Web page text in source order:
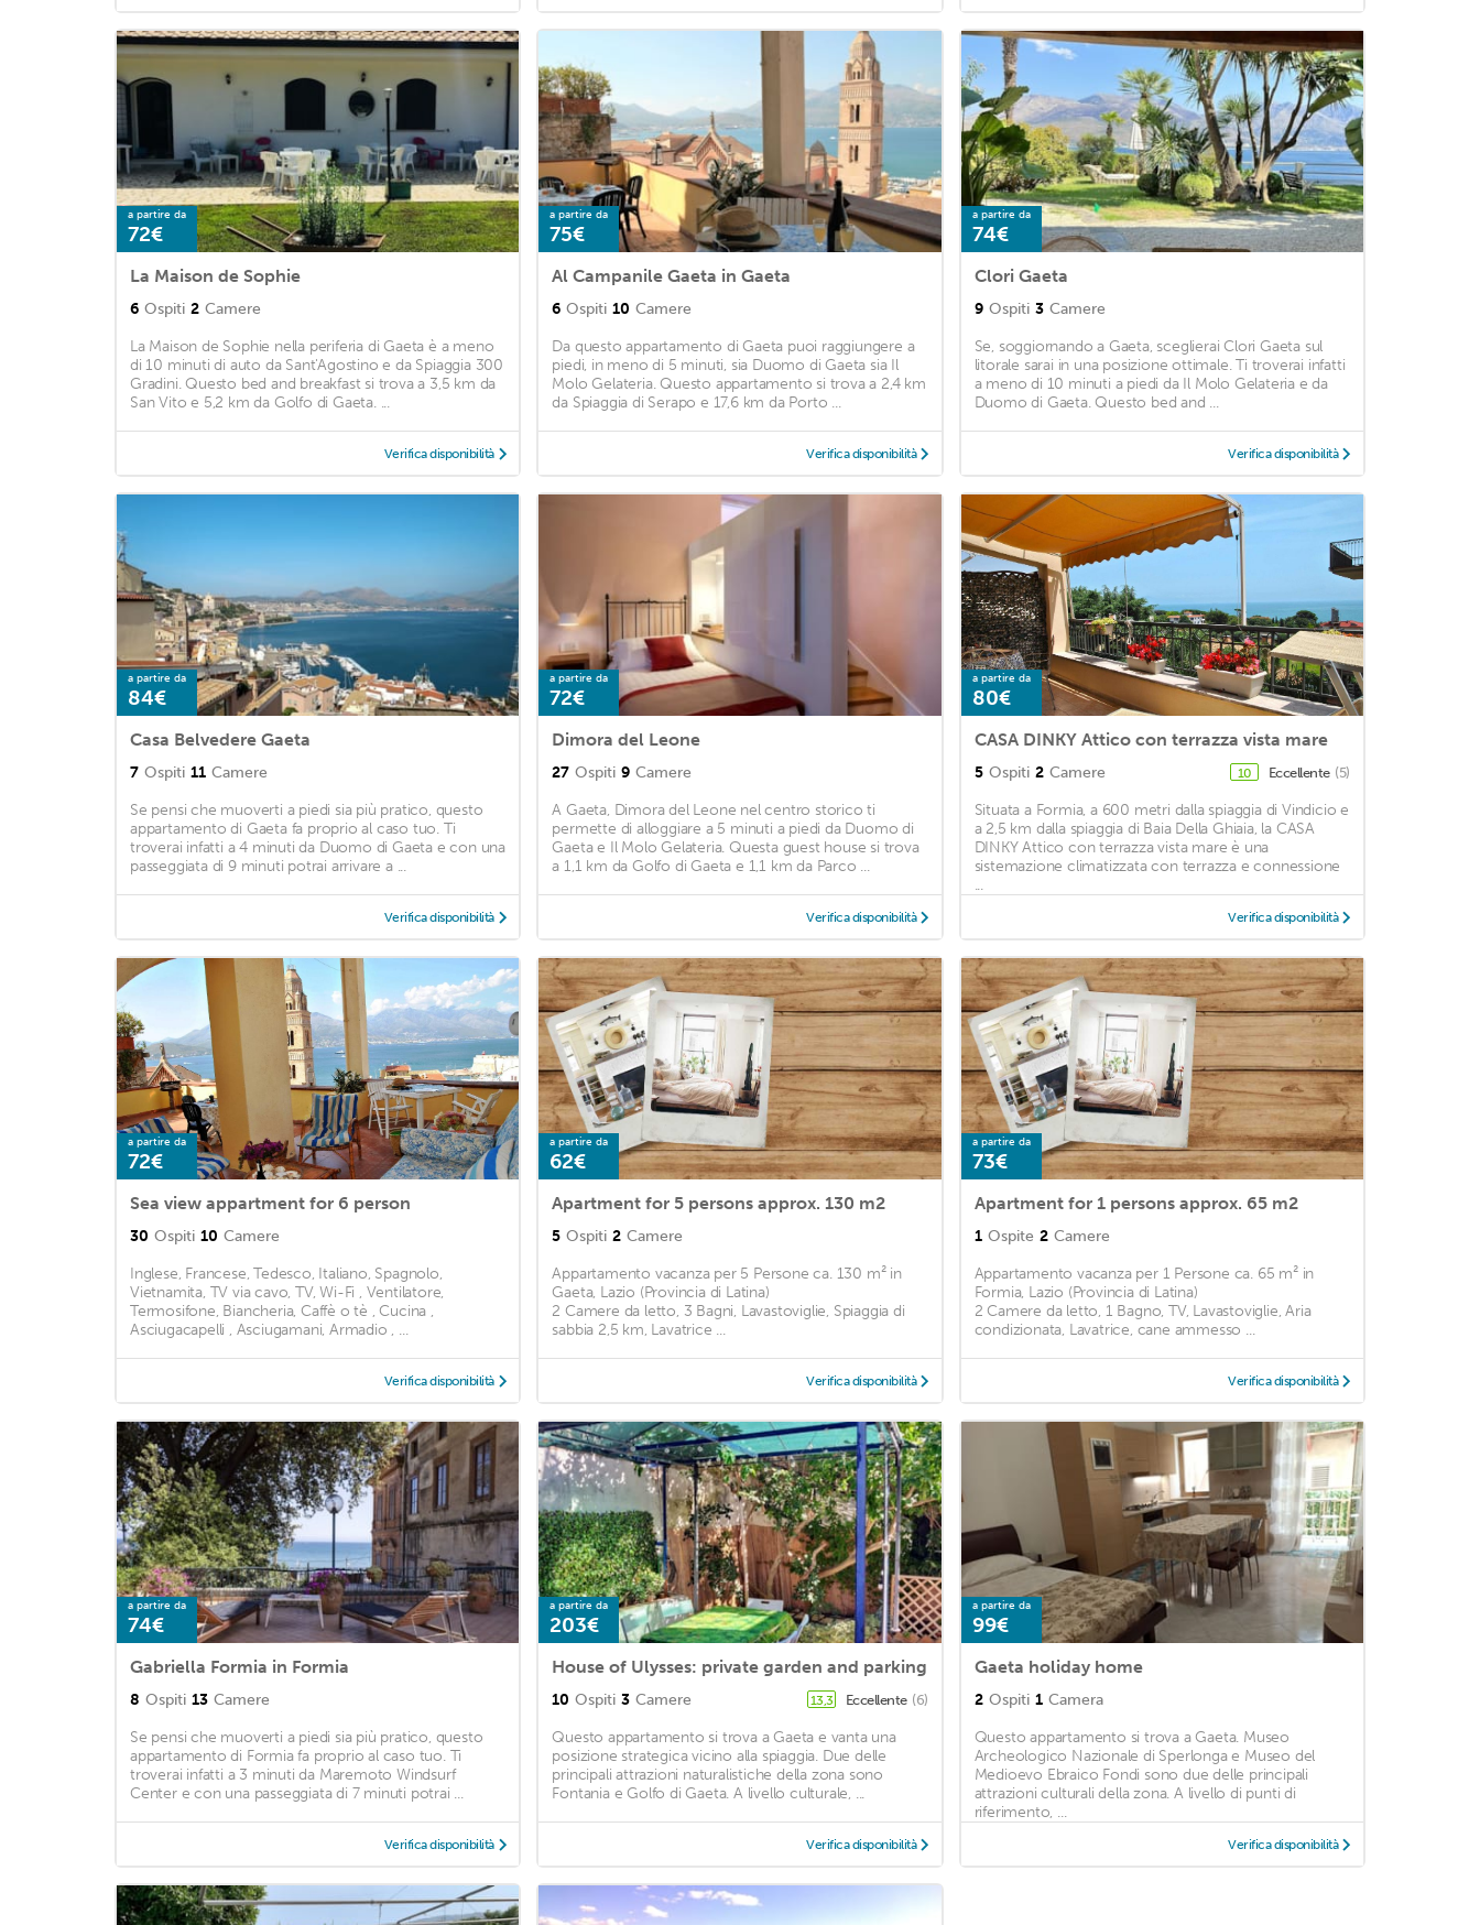
a partire da
72€
La Maison de Sophie
6 Ospiti 2 Camere
La Maison de Sophie nella periferia di Gaeta è a meno
di 10 minuti di auto da Sant'Agostino e da Spiaggia 300
Gradini. Questo bed and breakfast si trova a 3,5 km da
San Vito e 5,2 km da Golfo di Gaeta. ...
Verifica disponibilità
a partire da
75€
Al Campanile Gaeta in Gaeta
6 Ospiti 10 Camere
Da questo appartamento di Gaeta puoi raggiungere a
piedi, in meno di 5 minuti, sia Duomo di Gaeta sia Il
Molo Gelateria. Questo appartamento si trova a 2,4 km
da Spiaggia di Serapo e 17,6 km da Porto ...
Verifica disponibilità
a partire da
74€
Clori Gaeta
9 Ospiti 3 Camere
Se, soggiornando a Gaeta, sceglierai Clori Gaeta sul
litorale sarai in una posizione ottimale. Ti troverai infatti
a meno di 10 minuti a piedi da Il Molo Gelateria e da
Duomo di Gaeta. Questo bed and ...
Verifica disponibilità
a partire da
84€
Casa Belvedere Gaeta
7 Ospiti 11 Camere
Se pensi che muoverti a piedi sia più pratico, questo
appartamento di Gaeta fa proprio al caso tuo. Ti
troverai infatti a 4 minuti da Duomo di Gaeta e con una
passeggiata di 9 minuti potrai arrivare a ...
Verifica disponibilità
a partire da
72€
Dimora del Leone
27 Ospiti 9 Camere
A Gaeta, Dimora del Leone nel centro storico ti
permette di alloggiare a 5 minuti a piedi da Duomo di
Gaeta e Il Molo Gelateria. Questa guest house si trova
a 1,1 km da Golfo di Gaeta e 1,1 km da Parco ...
Verifica disponibilità
a partire da
80€
CASA DINKY Attico con terrazza vista mare
5 Ospiti 2 Camere 10 Eccellente (5)
Situata a Formia, a 600 metri dalla spiaggia di Vindicio e
a 2,5 km dalla spiaggia di Baia Della Ghiaia, la CASA
DINKY Attico con terrazza vista mare è una
sistemazione climatizzata con terrazza e connessione
...
Verifica disponibilità
a partire da
72€
Sea view appartment for 6 person
30 Ospiti 10 Camere
Inglese, Francese, Tedesco, Italiano, Spagnolo,
Vietnamita, TV via cavo, TV, Wi-Fi , Ventilatore,
Termosifone, Biancheria, Caffè o tè , Cucina ,
Asciugacapelli , Asciugamani, Armadio , ...
Verifica disponibilità
a partire da
62€
Apartment for 5 persons approx. 130 m2
5 Ospiti 2 Camere
Appartamento vacanza per 5 Persone ca. 130 m² in
Gaeta, Lazio (Provincia di Latina)
2 Camere da letto, 3 Bagni, Lavastoviglie, Spiaggia di
sabbia 2,5 km, Lavatrice ...
Verifica disponibilità
a partire da
73€
Apartment for 1 persons approx. 65 m2
1 Ospite 2 Camere
Appartamento vacanza per 1 Persone ca. 65 m² in
Formia, Lazio (Provincia di Latina)
2 Camere da letto, 1 Bagno, TV, Lavastoviglie, Aria
condizionata, Lavatrice, cane ammesso ...
Verifica disponibilità
a partire da
74€
Gabriella Formia in Formia
8 Ospiti 13 Camere
Se pensi che muoverti a piedi sia più pratico, questo
appartamento di Formia fa proprio al caso tuo. Ti
troverai infatti a 3 minuti da Maremoto Windsurf
Center e con una passeggiata di 7 minuti potrai ...
Verifica disponibilità
a partire da
203€
House of Ulysses: private garden and parking
10 Ospiti 3 Camere 13,3 Eccellente (6)
Questo appartamento si trova a Gaeta e vanta una
posizione strategica vicino alla spiaggia. Due delle
principali attrazioni naturalistiche della zona sono
Fontania e Golfo di Gaeta. A livello culturale, ...
Verifica disponibilità
a partire da
99€
Gaeta holiday home
2 Ospiti 1 Camera
Questo appartamento si trova a Gaeta. Museo
Archeologico Nazionale di Sperlonga e Museo del
Medioevo Ebraico Fondi sono due delle principali
attrazioni culturali della zona. A livello di punti di
riferimento, ...
Verifica disponibilità